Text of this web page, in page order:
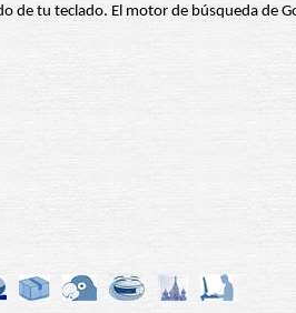
de tu teclado. El motor de búsqueda de